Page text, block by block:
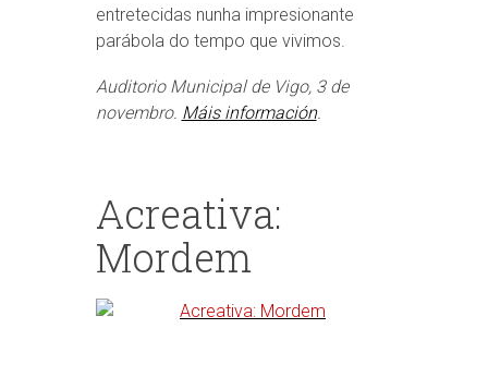
entretecidas nunha impresionante
parábola do tempo que vivimos.
Auditorio Municipal de Vigo, 3 de
novembro. Máis información.
Acreativa:
Mordem